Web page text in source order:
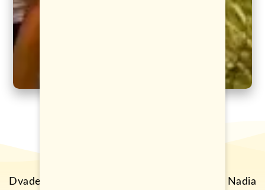
Dvadesetpetogodišnja Poljakinja Anna Nadia